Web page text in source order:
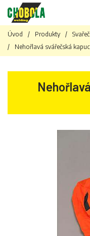
Úvod / Produkty /
/
Nehořlavá svářečská